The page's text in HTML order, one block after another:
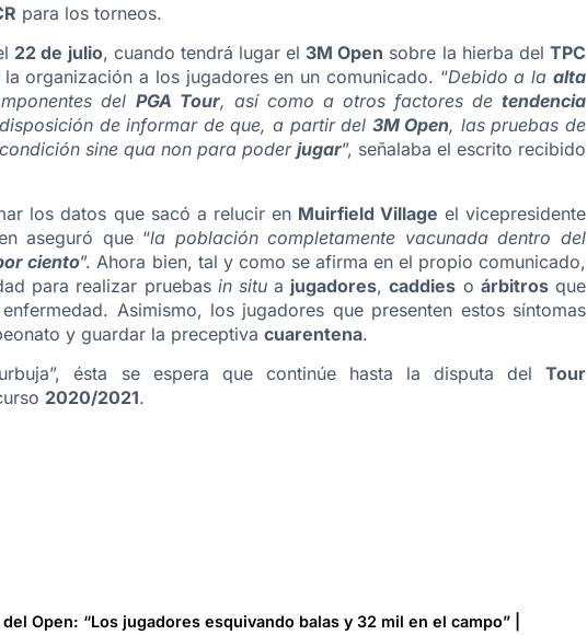
para los torneos.
22 de julio, cuando tendrá lugar el 3M Open sobre la hierba delTPC
organización a los jugadores en un comunicado. “Debido a laalta
del PGA Tour, así como a otros factores de tendencia
de informar de que, a partir del 3M Open, las pruebas de
sine qua non para poder jugar”, señalaba el escrito recibido
los datos que sacó a relucir en Muirfield Village el vicepresidente
aseguró que “la población completamente vacunada dentro del
ciento”. Ahora bien, tal y como se afirma en el propio comunicado,
para realizar pruebas in situa jugadores,caddies o árbitrosque
Asimismo, los jugadores que presenten estos síntomas
y guardar la preceptiva cuarentena.
ésta se espera que continúe hasta la disputa del Tour
2020/2021.
Open: “Los jugadores esquivando balas y 32 mil en el campo” |